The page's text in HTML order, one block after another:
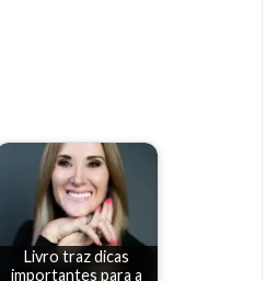
Livro traz dicas
importantes para a